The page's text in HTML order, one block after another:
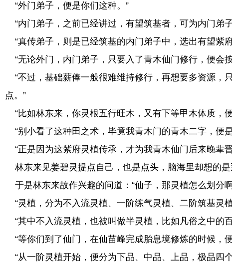
“外门弟子，便是你们这种。”
“内门弟子，之前已经讲过，有望筑基者，可为内门弟
“真传弟子，则是已经筑基的内门弟子中，选出有望紫
“无论外门，内门弟子，只要入了青木仙门修行，便会
“不过，基础薪俸一般很难维持修行，再想要多资源，
点。”
“比如林东来，你灵根五行旺木，又有下等甲木体质，
“别小看了这种田之术，毕竟我青木门的青木二字，便
“正是因为这紫府灵植传承，才为我青木仙门后来晚辈
林东来见姜碧灵提点自己，也是点头，脑海里却想的
于是林东来故作兴趣的问道：“仙子，那灵植怎么划分
“灵植，分为不入流灵植、一阶练气灵植、二阶筑基灵
“其中不入流灵植，也被叫做半灵植，比如凡俗之中的
“等你们到了仙门，在仙苗峰完成胎息境修炼的时候，
“从一阶灵植开始，便分为下品、中品、上品，极品四